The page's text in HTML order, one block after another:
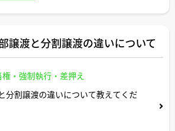
譲渡と分割譲渡の違いについて
・強制執行・差押え
分割譲渡の違いについて教えてくだ